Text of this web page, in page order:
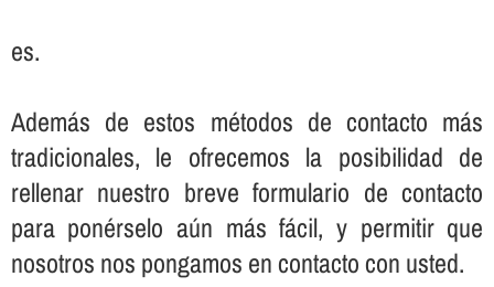
es.
Además de estos métodos de contacto más
tradicionales, le ofrecemos la posibilidad de
rellenar nuestro breve formulario de contacto
para ponérselo aún más fácil, y permitir que
nosotros nos pongamos en contacto con usted.